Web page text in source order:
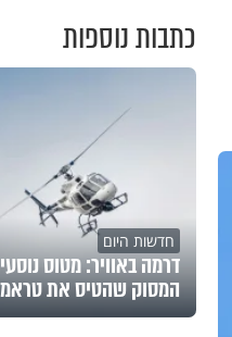
כתבות נוספות
חדשות היום
דרמה באוויר: מטוס
המסוק שהטיס את